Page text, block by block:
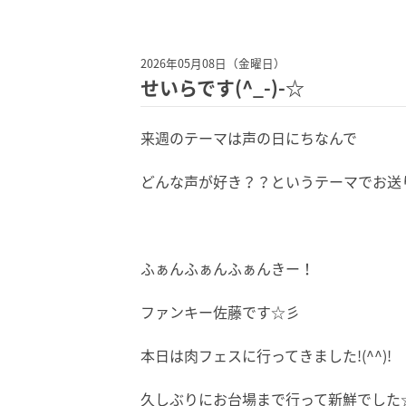
2026年05月08日（金曜日）
せいらです(^_-)-☆
来週のテーマは声の日にちなんで
どんな声が好き？？というテーマでお
ふぁんふぁんふぁんきー！
ファンキー佐藤です☆彡
本日は肉フェスに行ってきました!(^^)!
久しぶりにお台場まで行って新鮮でし